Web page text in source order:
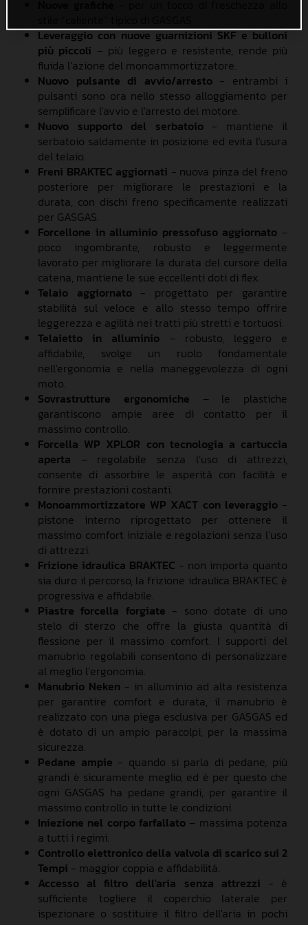
Leveraggio con nuove guarnizioni SKF e bulloni
più piccoli – più leggero e resistente, rende più
fluida l’azione del monoammortizzatore.
Nuovo pulsante di avvio/arresto- entrambi i
pulsanti sono ora nello stesso alloggiamento per
semplificare l'avvio e l'arresto del motore.
Nuovo supporto del serbatoio- mantiene il
serbatoio saldamente in posizione ed evita l'usura
del telaio.
Freni BRAKTEC aggiornati - nuova pinza del freno
posteriore per migliorare le prestazioni e la
durata, con dischi freno specificamente realizzati
per GASGAS.
Forcellone in alluminio pressofuso aggiornato -
poco ingombrante, robusto e leggermente
lavorato per migliorare la durata del cursore della
catena, mantiene le sue eccellenti doti di flex.
Telaio aggiornato- progettato per garantire
stabilità sul veloce e allo stesso tempo offrire
leggerezza e agilità nei tratti più stretti e tortuosi.
Telaietto in alluminio - robusto, leggero e
affidabile, svolge un ruolo fondamentale
nell'ergonomia e nella maneggevolezza di ogni
moto.
Sovrastrutture ergonomiche – le plastiche
garantiscono ampie aree di contatto per il
massimo controllo.
Forcella WP XPLOR con tecnologia a cartuccia
aperta – regolabile senza l’uso di attrezzi,
consente di assorbire le asperità con facilità e
fornire prestazioni costanti.
Monoammortizzatore WP XACT con leveraggio-
pistone interno riprogettato per ottenere il
massimo comfort iniziale e regolazioni senza l’uso
di attrezzi.
Frizione idraulica BRAKTEC - non importa quanto
sia duro il percorso, la frizione idraulica BRAKTEC è
progressiva e affidabile.
Piastre forcella forgiate - sono dotate di uno
stelo di sterzo che offre la giusta quantità di
flessione per il massimo comfort. I supporti del
manubrio regolabili consentono di personalizzare
al meglio l’ergonomia.
Manubrio Neken - in alluminio ad alta resistenza
per garantire comfort e durata, il manubrio è
realizzato con una piega esclusiva per GASGAS ed
è dotato di un ampio paracolpi, per la massima
sicurezza.
Pedane ampie - quando si parla di pedane, più
grandi è sicuramente meglio, ed è per questo che
ogni GASGAS ha pedane grandi, per garantire il
massimo controllo in tutte le condizioni.
Iniezione nel corpo farfallato – massima potenza
a tutti i regimi.
Controllo elettronico della valvola di scarico sui 2
Tempi - maggior coppia e affidabilità.
Accesso al filtro dell'aria senza attrezzi - è
sufficiente togliere il coperchio laterale per
ispezionare o sostituire il filtro dell'aria in pochi